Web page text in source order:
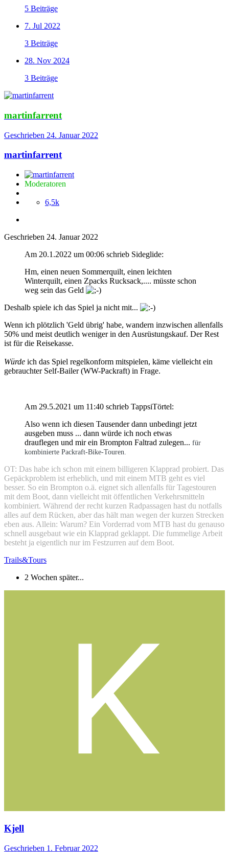
5 Beiträge
7. Jul 2022
3 Beiträge
28. Nov 2024
3 Beiträge
martinfarrent
Geschrieben 24. Januar 2022
martinfarrent
Moderatoren
6,5k
Geschrieben 24. Januar 2022
Am 20.1.2022 um 00:06 schrieb Sideglide:
Hm, einen neuen Sommerquilt, einen leichten
Winterquilt, einen Zpacks Rucksack,.... müsste schon
weg sein das Geld
Deshalb spiele ich das Spiel ja nicht mit...
Wenn ich plötzlich 'Geld übrig' habe, wandern inzwischen allenfalls
50% und meist deutlich weniger in den Ausrüstungskauf. Der Rest
ist für die Reisekasse.
Würde ich das Spiel regelkonform mitspielen, käme vielleicht ein
gebrauchter Self-Bailer (WW-Packraft) in Frage.
Am 29.5.2021 um 11:40 schrieb TappsiTörtel:
Also wenn ich diesen Tausender dann unbedingt jetzt
ausgeben muss ... dann würde ich noch etwas
drauflegen und mir ein Brompton Faltrad zulegen... für
kombinierte Packraft-Bike-Touren.
OT: Das habe ich schon mit einem billigeren Klapprad probiert. Das
Gepäckproblem ist erheblich, und mit einem MTB geht es viel
besser. So ein Brompton o.ä. eignet sich allenfalls für Tagestouren
mit dem Boot, dann vielleicht mit öffentlichen Verkehrsmitteln
kombiniert. Während der recht kurzen Radpassagen hast du notfalls
alles auf dem Rücken, aber das hält man wegen der kurzen Strecken
eben aus. Allein: Warum? Ein Vorderrad vom MTB hast du genauso
schnell ausgebaut wie ein Klapprad geklappt. Die fummelige Arbeit
besteht ja eigentlich nur im Festzurren auf dem Boot.
Trails&Tours
2 Wochen später...
Kjell
Geschrieben 1. Februar 2022